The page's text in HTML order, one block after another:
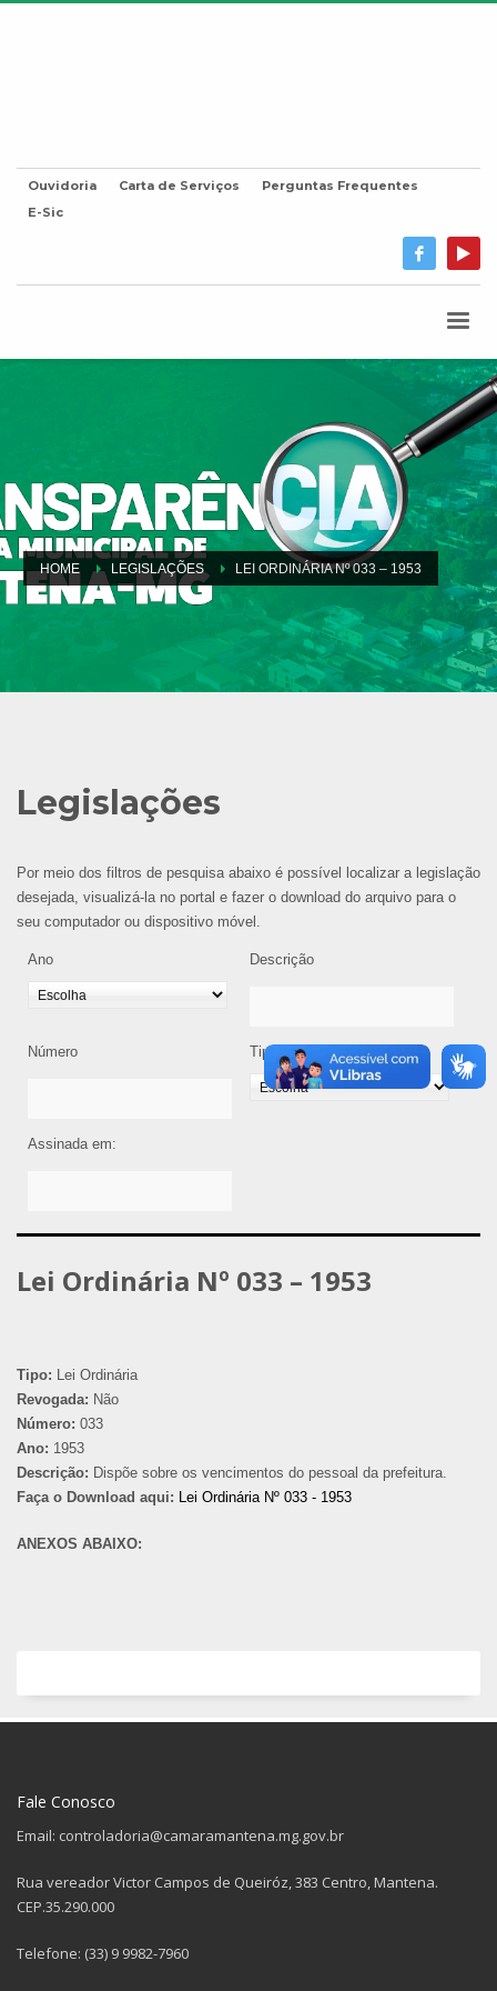
Ouvidoria Carta de Serviços
Perguntas Frequentes
E-Sic
HOME LEGISLAÇÕES LEI ORDINÁRIA Nº 033 – 1953
Legislações
Por meio dos filtros de pesquisa abaixo é possível localizar a legislação
desejada, visualizá-la no portal e fazer o download do arquivo para o
seu computador ou dispositivo móvel.
Ano Descrição
Número Tipo de Legislação
Assinada em:
Lei Ordinária Nº 033 – 1953
Tipo: Lei Ordinária
Revogada: Não
Número: 033
Ano: 1953
Descrição: Dispõe sobre os vencimentos do pessoal da prefeitura.
Faça o Download aqui: Lei Ordinária Nº 033 - 1953
ANEXOS ABAIXO:
Fale Conosco
Email: controladoria@camaramantena.mg.gov.br
Rua vereador Victor Campos de Queiróz, 383 Centro, Mantena.
CEP.35.290.000
Telefone: (33) 9 9982-7960